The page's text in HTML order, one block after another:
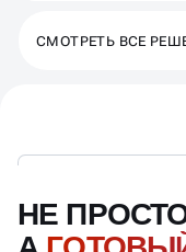
СМОТРЕТЬ ВСЕ
НЕ